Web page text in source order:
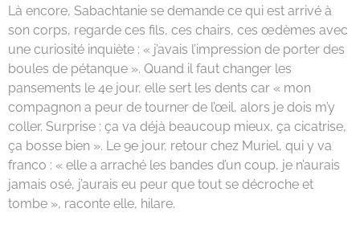
Là encore, Sabachtanie se demande ce qui est arrivé à
son corps, regarde ces fils, ces chairs, ces œdèmes avec
une curiosité inquiète : « j’avais l’impression de porter des
boules de pétanque ». Quand il faut changer les
pansements le 4e jour, elle sert les dents car « mon
compagnon a peur de tourner de l’œil, alors je dois m’y
coller. Surprise : ça va déjà beaucoup mieux, ça cicatrise,
ça bosse bien ». Le 9e jour, retour chez Muriel, qui y va
franco : « elle a arraché les bandes d’un coup, je n’aurais
jamais osé, j’aurais eu peur que tout se décroche et
tombe », raconte elle, hilare.